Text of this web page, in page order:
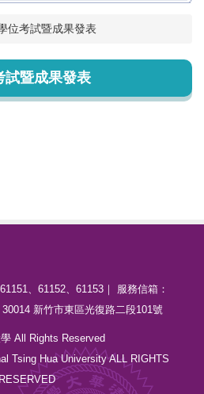
位考試暨成果發表
試暨成果發表
、61152、61153｜ 服務信箱：
新竹市東區光復路二段101號
All Rights Reserved
Tsing Hua University ALL RIGHTS
RESERVED